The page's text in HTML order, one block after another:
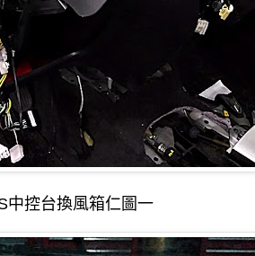
中控台換風箱仁圖一